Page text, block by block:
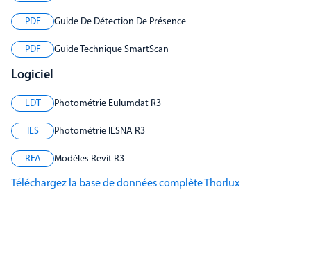
PDF Guide De Détection De Présence
PDF Guide Technique SmartScan
Logiciel
LDT Photométrie Eulumdat R3
IES Photométrie IESNA R3
RFA Modèles Revit R3
Téléchargez la base de données complète Thorlux